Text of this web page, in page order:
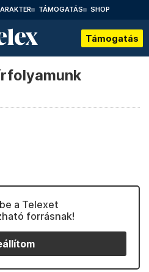
TÁMOGATÁS SHOP
Támogatás
a Telexet
forrásnak!